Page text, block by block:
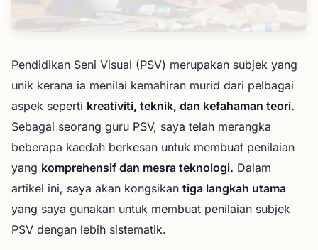
Pendidikan Seni Visual (PSV) merupakan subjek yang
unik kerana ia menilai kemahiran murid dari pelbagai
aspek seperti kreativiti, teknik, dan kefahaman teori.
Sebagai seorang guru PSV, saya telah merangka
beberapa kaedah berkesan untuk membuat penilaian
yang komprehensif dan mesra teknologi. Dalam
artikel ini, saya akan kongsikan tiga langkah utama
yang saya gunakan untuk membuat penilaian subjek
PSV dengan lebih sistematik.